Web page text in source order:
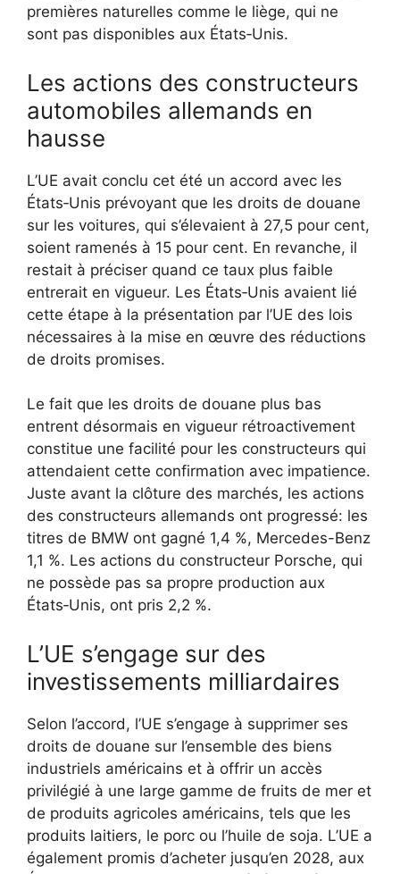
premières naturelles comme le liège, qui ne
sont pas disponibles aux États‑Unis.
Les actions des constructeurs
automobiles allemands en
hausse
L’UE avait conclu cet été un accord avec les
États‑Unis prévoyant que les droits de douane
sur les voitures, qui s’élevaient à 27,5 pour cent,
soient ramenés à 15 pour cent. En revanche, il
restait à préciser quand ce taux plus faible
entrerait en vigueur. Les États‑Unis avaient lié
cette étape à la présentation par l’UE des lois
nécessaires à la mise en œuvre des réductions
de droits promises.
Le fait que les droits de douane plus bas
entrent désormais en vigueur rétroactivement
constitue une facilité pour les constructeurs qui
attendaient cette confirmation avec impatience.
Juste avant la clôture des marchés, les actions
des constructeurs allemands ont progressé: les
titres de BMW ont gagné 1,4 %, Mercedes-Benz
1,1 %. Les actions du constructeur Porsche, qui
ne possède pas sa propre production aux
États‑Unis, ont pris 2,2 %.
L’UE s’engage sur des
investissements milliardaires
Selon l’accord, l’UE s’engage à supprimer ses
droits de douane sur l’ensemble des biens
industriels américains et à offrir un accès
privilégié à une large gamme de fruits de mer et
de produits agricoles américains, tels que les
produits laitiers, le porc ou l’huile de soja. L’UE a
également promis d’acheter jusqu’en 2028, aux